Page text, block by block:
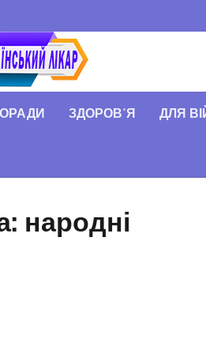
ЗДОРОВʼЯ ДЛЯ
народні